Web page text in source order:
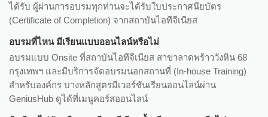
ได้รับ ผู้ผ่านการอบรมทุกท่านจะได้รับใบประกาศนียบัตร
(Certificate of Completion) จากสถาบันไอทีจีเนียส
อบรมที่ไหน มีเรียนแบบออนไลน์หรือไม่
อบรมแบบ Onsite ที่สถาบันไอทีจีเนียส สาขาลาดพร้าววังหิน 68
กรุงเทพฯ และมีบริการจัดอบรมนอกสถานที่ (In-house Training)
สำหรับองค์กร บางหลักสูตรมีเวอร์ชันเรียนออนไลน์ผ่าน
GeniusHub ดูได้ที่เมนูคอร์สออนไลน์